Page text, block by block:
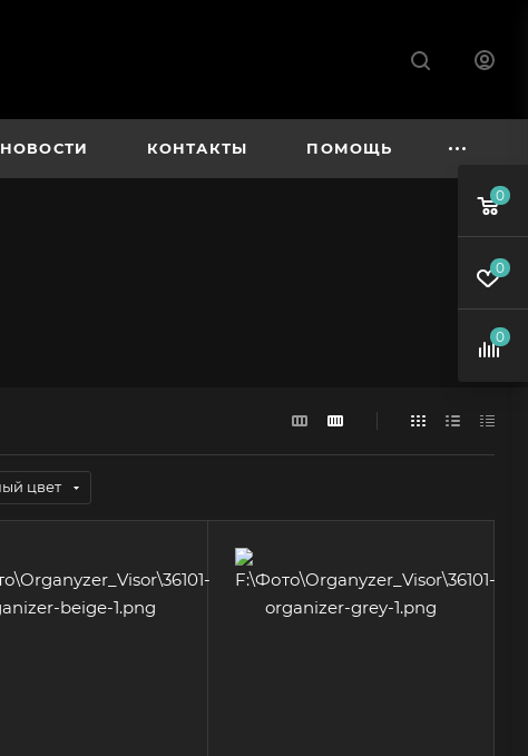
НОВОСТИ КОНТАКТЫ ПОМОЩЬ
цвет
0
0
0